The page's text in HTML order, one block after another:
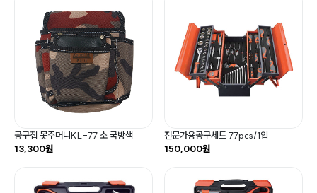
공구집 못주머니KL-77 소 국방색
13,300원
전문가용공구세트 77pcs/1입
150,000원